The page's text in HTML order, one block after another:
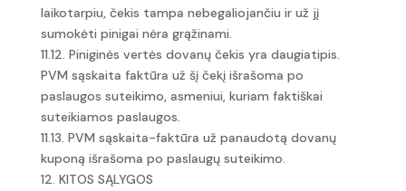
laikotarpiu, čekis tampa nebegaliojančiu ir už jį
sumokėti pinigai nėra grąžinami.
11.12. Piniginės vertės dovanų čekis yra daugiatipis.
PVM sąskaita faktūra už šį čekį išrašoma po
paslaugos suteikimo, asmeniui, kuriam faktiškai
suteikiamos paslaugos.
11.13. PVM sąskaita-faktūra už panaudotą dovanų
kuponą išrašoma po paslaugų suteikimo.
12. KITOS SĄLYGOS